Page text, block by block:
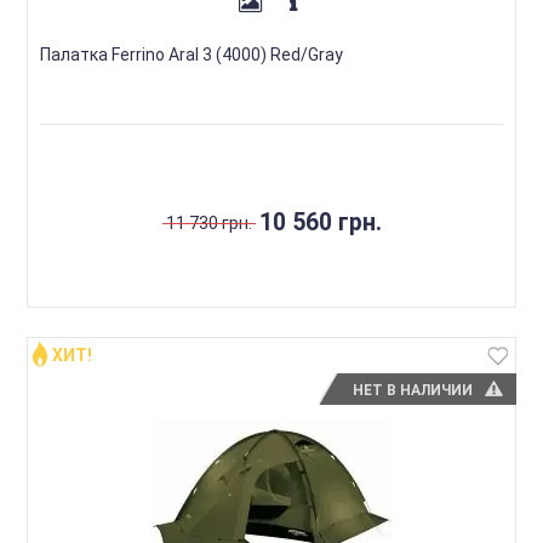
Палатка Ferrino Aral 3 (4000) Red/Gray
11 730 грн. 10 560 грн.
НЕТ В НАЛИЧИИ
ХИТ!